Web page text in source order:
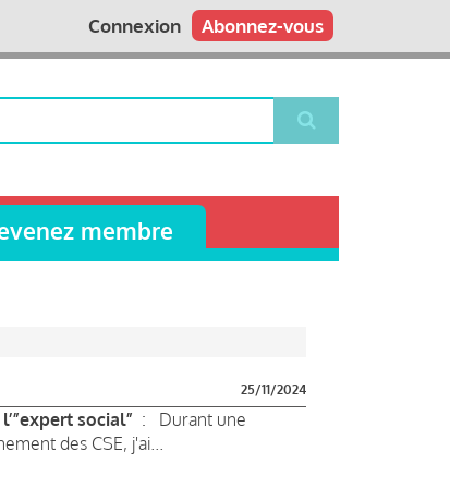
Abonnez-vous
Connexion
membre
25/11/2024
social” : Durant une
des CSE, j'ai...